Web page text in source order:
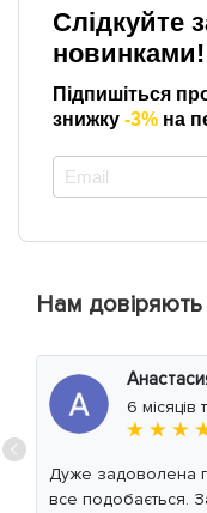
Слідкуйте
новинками!
Підпишіться
знижку -3% на
Нам довіряють
6 місяців
★ ★ ★
Дуже задоволена
все подобається.